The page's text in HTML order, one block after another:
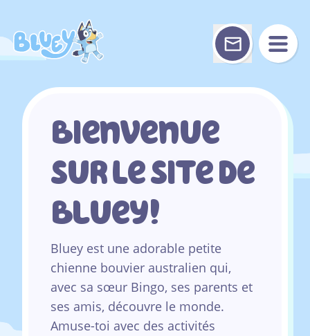
content
Bienvenue
Sur Le Site De
Bluey!
Bluey est une adorable petite
chienne bouvier australien qui,
avec sa sœur Bingo, ses parents et
ses amis, découvre le monde.
Amuse-toi avec des activités